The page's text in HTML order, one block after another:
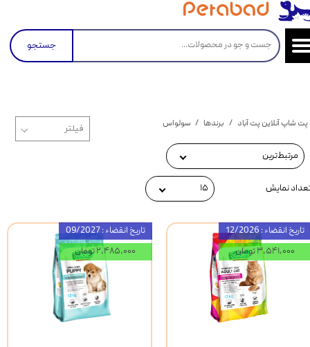
جستجو
پت شاپ آنلاین پت آباد برندها سولواس
مرتبط‌ترین
نمایش ۱۵
تاریخ انقضاء : 12/2026
۳,۵۴۱,۰۰۰ تومان
تاریخ انقضاء : 09/2027
۲,۴۸۵,۰۰۰ تومان